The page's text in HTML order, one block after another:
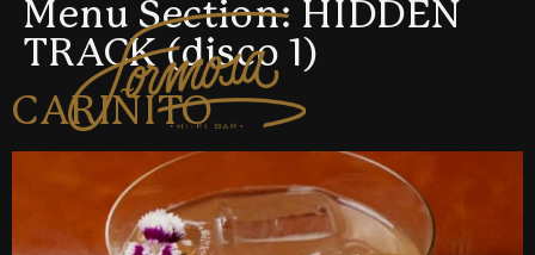
Menu Section: HIDDEN
TRACK (disco 1)
CARIÑITO